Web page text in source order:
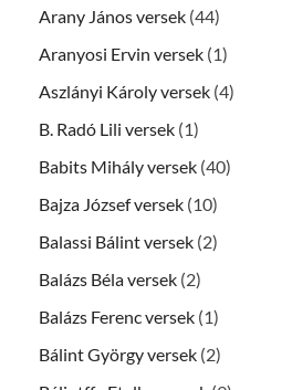
Arany János versek (44)
Aranyosi Ervin versek (1)
Aszlányi Károly versek (4)
B. Radó Lili versek (1)
Babits Mihály versek (40)
Bajza József versek (10)
Balassi Bálint versek (2)
Balázs Béla versek (2)
Balázs Ferenc versek (1)
Bálint György versek (2)